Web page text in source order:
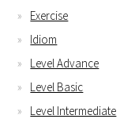
Exercise
Idiom
Level Advance
Level Basic
Level Intermediate